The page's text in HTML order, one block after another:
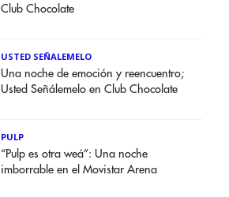
Club Chocolate
USTED SEÑALEMELO
Una noche de emoción y reencuentro;
Usted Señálemelo en Club Chocolate
PULP
“Pulp es otra weá”: Una noche
imborrable en el Movistar Arena